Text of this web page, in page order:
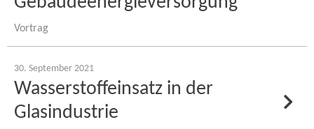
Vortrag
30. September 2021
Wasserstoffeinsatz in der
Glasindustrie